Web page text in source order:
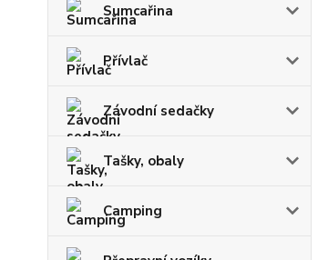
Sumcařina
Přívlač
Závodní sedačky
Tašky, obaly
Camping